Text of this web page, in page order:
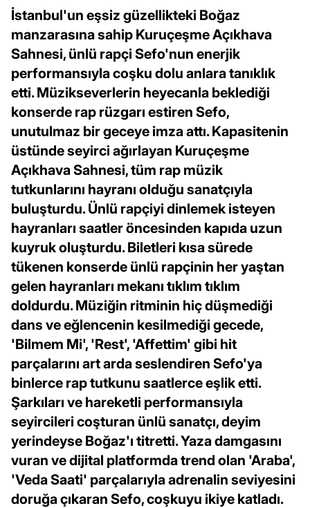
İstanbul'un eşsiz güzellikteki Boğaz
manzarasına sahip Kuruçeşme Açıkhava
Sahnesi, ünlü rapçi Sefo'nun enerjik
performansıyla coşku dolu anlara tanıklık
etti. Müzikseverlerin heyecanla beklediği
konserde rap rüzgarı estiren Sefo,
unutulmaz bir geceye imza attı. Kapasitenin
üstünde seyirci ağırlayan Kuruçeşme
Açıkhava Sahnesi, tüm rap müzik
tutkunlarını hayranı olduğu sanatçıyla
buluşturdu. Ünlü rapçiyi dinlemek isteyen
hayranları saatler öncesinden kapıda uzun
kuyruk oluşturdu. Biletleri kısa sürede
tükenen konserde ünlü rapçinin her yaştan
gelen hayranları mekanı tıklım tıklım
doldurdu. Müziğin ritminin hiç düşmediği
dans ve eğlencenin kesilmediği gecede,
'Bilmem Mi', 'Rest', 'Affettim' gibi hit
parçalarını art arda seslendiren Sefo'ya
binlerce rap tutkunu saatlerce eşlik etti.
Şarkıları ve hareketli performansıyla
seyircileri coşturan ünlü sanatçı, deyim
yerindeyse Boğaz'ı titretti. Yaza damgasını
vuran ve dijital platformda trend olan 'Araba',
'Veda Saati' parçalarıyla adrenalin seviyesini
doruğa çıkaran Sefo, coşkuyu ikiye katladı.